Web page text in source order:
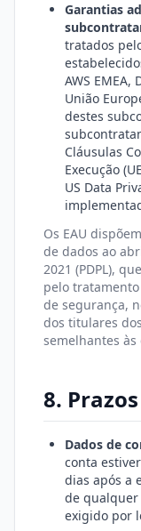
Garantias
tratados
AWS
União
destes
Cláusulas
Execução
US Data
Os EAU
de dados ao
2021 (PDPL),
pelo
de segurança,
dos titulares
semelhantes às
8.
Dados de
conta
dias após a
de qualquer
exigido por